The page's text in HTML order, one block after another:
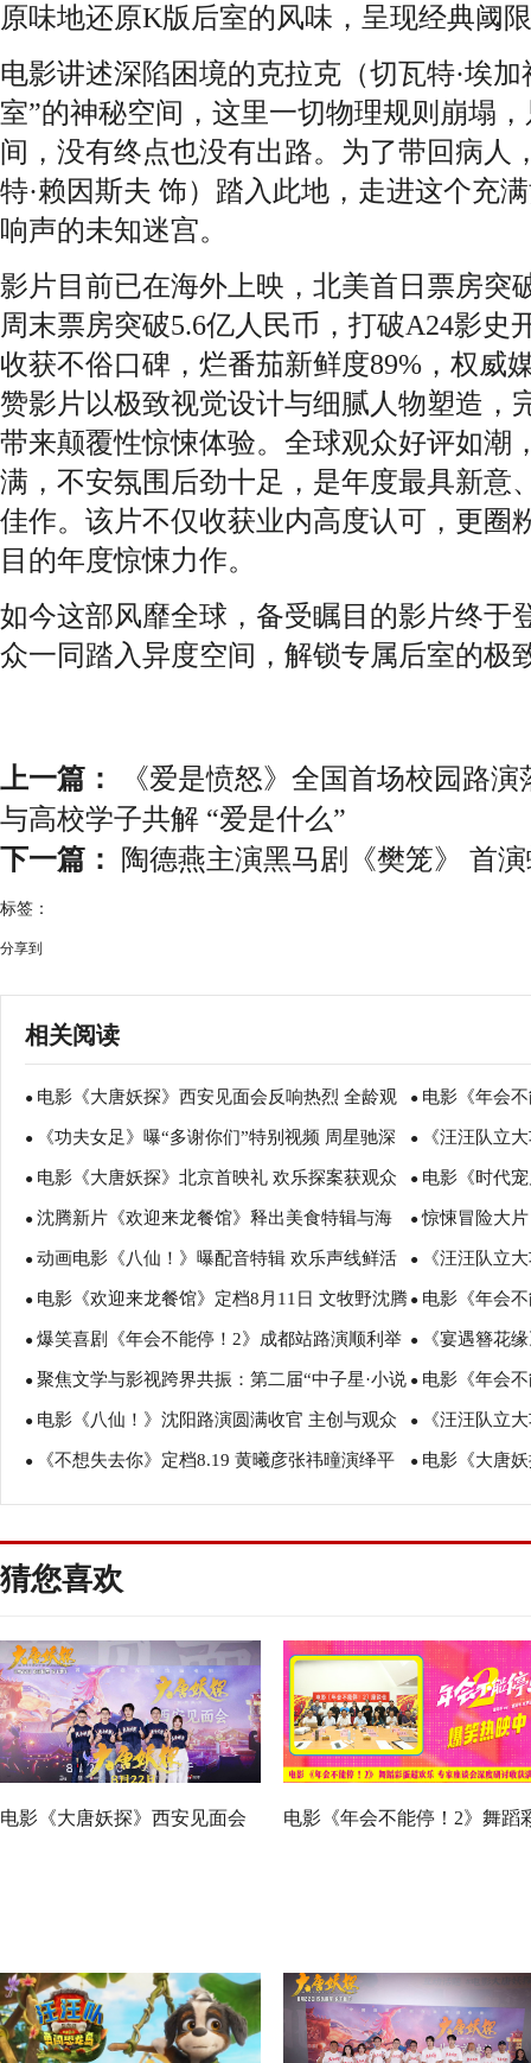
原味地还原K版后室的风味，呈现经典阈
电影讲述深陷困境的克拉克（切瓦特·埃
室”的神秘空间，这里一切物理规则崩塌
间，没有终点也没有出路。为了带回病人
特·赖因斯夫 饰）踏入此地，走进这个充
响声的未知迷宫。
影片目前已在海外上映，北美首日票房突
周末票房突破5.6亿人民币，打破A24影史
收获不俗口碑，烂番茄新鲜度89%，权威
赞影片以极致视觉设计与细腻人物塑造，
带来颠覆性惊悚体验。全球观众好评如潮
满，不安氛围后劲十足，是年度最具新意
佳作。该片不仅收获业内高度认可，更圈
目的年度惊悚力作。
如今这部风靡全球，备受瞩目的影片终于
众一同踏入异度空间，解锁专属后室的极
上一篇：
《爱是愤怒》全国首场校园路
与高校学子共解 “爱是什么”
下一篇：
陶德燕主演黑马剧《樊笼》 首
标签：
分享到
相关阅读
● 电影《大唐妖探》西安见面会反响热烈 全龄观
众共赏机关长安城
● 电影《年会
谈会深度研讨
● 《功夫女足》曝“多谢你们”特别视频 周星驰深
情致谢观众 岁月沉淀不灭初心
● 《汪汪队立
影院陪孩子过
● 电影《大唐妖探》北京首映礼 欢乐探案获观众
盛赞：“夯！”
● 电影《时代
诠释爱与宽恕
● 沈腾新片《欢迎来龙餐馆》释出美食特辑与海
报 烟火气中见人情温暖
●惊悚冒险大
瑟薇直面恐龙
● 动画电影《八仙！》曝配音特辑 欢乐声线鲜活
塑造凡人八仙群像
● 《汪汪队立
暑假亲子观影
● 电影《欢迎来龙餐馆》定档8月11日 文牧野沈腾
蒋奇明带中餐闯中东
● 电影《年会
场爆笑不停共
● 爆笑喜剧《年会不能停！2》成都站路演顺利举
行 张若昀白客爆笑整活走心输出
● 《宴遇簪花
美食
● 聚焦文学与影视跨界共振：第二届“中子星·小说
月报影视改编价值潜力榜”在盐城揭晓
● 电影《年会
创解读分享更
● 电影《八仙！》沈阳路演圆满收官 主创与观众
互赠“东北特色”惊喜
● 《汪汪队立
评如潮线下人
● 《不想失去你》定档8.19 黄曦彦张祎曈演绎平
凡生活里的光亮
● 电影《大唐
欢奇幻冒险！
猜您喜欢
电影《大唐妖探》西安见面会 电影《年会不能停！2》舞蹈